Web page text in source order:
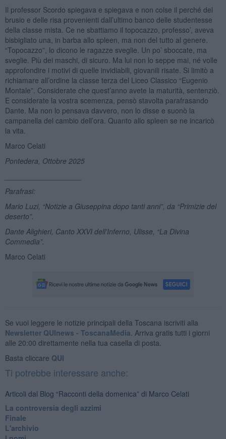
Il professor Scordo spiegava e spiegava e non colse il perché del
brusio e delle risa provenienti dall’ultimo banco delle studentesse
della classe mista. Ce ne sbattiamo il topocazzo, professo’, aveva
bisbigliato una, in barba allo spleen, ma non del tutto al genere.
“Topocazzo”, lo dicono le ragazze sveglie. Un po’ sboccate, ma
sveglie. Più dei maschi, di sicuro. Ma lui non lo seppe mai, né volle
approfondire i motivi di quelle invidiabili, giovanili risate. Si limitò a
richiamare all’ordine la classe terza del Liceo Classico “Eugenio
Montale”. Considerate che quest’anno avete la maturità, sentenziò.
E considerate la vostra scemenza, pensò stavolta parafrasando
Dante. Ma non lo pensava davvero, non lo disse e suonò la
campanella del cambio dell’ora. Quanto allo spleen se ne incaricò
la vita.
Marco Celati
Pontedera, Ottobre 2025
Parafrasi:
Mario Luzi, “Notizie a Giuseppina dopo tanti anni”, da “Primizie del
deserto”.
Dante Alighieri, Canto XXVI dell'Inferno, Ulisse, “La Divina
Commedia”.
Marco Celati
Se vuoi leggere le notizie principali della Toscana iscriviti alla
Newsletter QUInews - ToscanaMedia. Arriva gratis tutti i giorni
alle 20:00 direttamente nella tua casella di posta.
Basta cliccare QUI
Ti potrebbe interessare anche:
Articoli dal Blog “Racconti della domenica” di Marco Celati
La controversia degli azzimi
Finale
L'archivio